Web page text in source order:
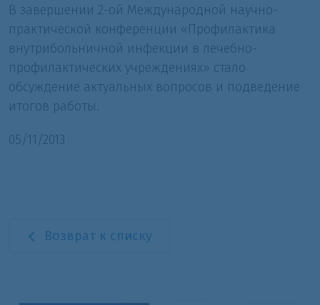
В завершении 2-ой Международной научно-
практической конференции «Профилактика
внутрибольничной инфекции в лечебно-
профилактических учреждениях» стало
обсуждение актуальных вопросов и подведение
итогов работы.
05/11/2013
Возврат к списку